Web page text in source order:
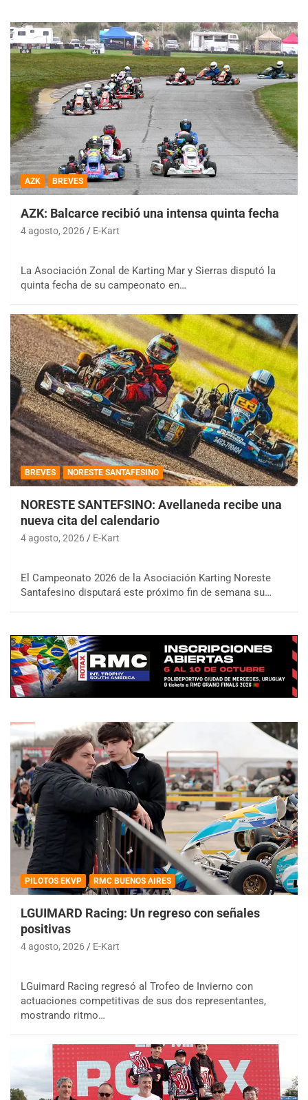
AZK BREVES
AZK: Balcarce recibió una intensa quinta fecha
4 agosto, 2026 E-Kart
La Asociación Zonal de Karting Mar y Sierras disputó la
quinta fecha de su campeonato en…
BREVES NORESTE SANTAFESINO
NORESTE SANTEFSINO: Avellaneda recibe una
nueva cita del calendario
4 agosto, 2026 E-Kart
El Campeonato 2026 de la Asociación Karting Noreste
Santafesino disputará este próximo fin de semana su…
PILOTOS EKVP RMC BUENOS AIRES
LGUIMARD Racing: Un regreso con señales
positivas
4 agosto, 2026 E-Kart
LGuimard Racing regresó al Trofeo de Invierno con
actuaciones competitivas de sus dos representantes,
mostrando ritmo…